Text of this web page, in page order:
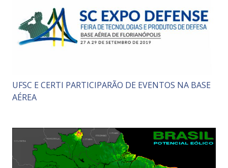
UFSC E CERTI PARTICIPARÃO DE EVENTOS NA BASE
AÉREA